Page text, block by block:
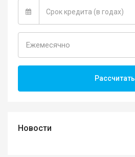
Ежемесячно
Рассчитать
Новости